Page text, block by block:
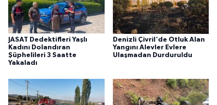
JASAT Dedektifleri Yaşlı
Kadını Dolandıran
Şüphelileri 3 Saatte
Yakaladı
Denizli Çivril'de Otluk Alan
Yangını Alevler Evlere
Ulaşmadan Durduruldu